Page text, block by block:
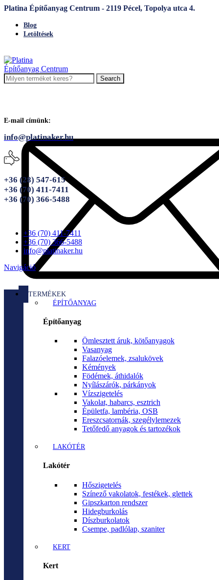
Platina Építőanyag Centrum - 2119 Pécel, Topolya utca 4.
Blog
Letöltések
Search
E-mail címünk:
info@platinaker.hu
+36 (28) 547-615
+36 (70) 411-7411
+36 (70) 366-5488
+36 (70) 411-7411
+36 (70) 366-5488
info@platinaker.hu
Navigáció
TERMÉKEK
ÉPÍTŐANYAG
Építőanyag
Ömlesztett áruk, kötőanyagok
Vasanyag
Falazóelemek, zsalukövek
Kémények
Födémek, áthidalók
Nyílászárók, párkányok
Vízszigetelés
Vakolat, habarcs, esztrich
Épületfa, lambéria, OSB
Ereszcsatornák, szegélylemezek
Tetőfedő anyagok és tartozékok
LAKÓTÉR
Lakótér
Hőszigetelés
Színező vakolatok, festékek, glettek
Gipszkarton rendszer
Hidegburkolás
Díszburkolatok
Csempe, padlólap, szaniter
KERT
Kert